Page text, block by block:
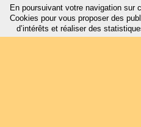
En poursuivant votre navigation sur
Cookies pour vous proposer des
d’intérêts et réaliser des